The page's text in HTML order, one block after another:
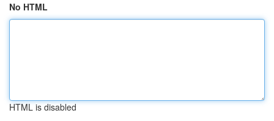
No HTML
HTML is disabled